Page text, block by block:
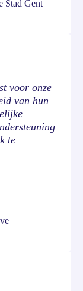
Stad Gent
voor onze
van hun
te